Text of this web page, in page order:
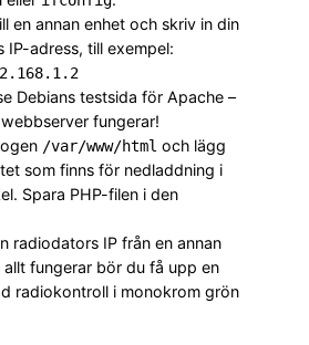
en annan enhet och skriv in din
IP-adress, till exempel:
Debians testsida för Apache –
fungerar!
/var/www/html och lägg
som finns för nedladdning i
Spara PHP-filen i den
radiodators IP från en annan
allt fungerar bör du få upp en
radiokontroll i monokrom grön